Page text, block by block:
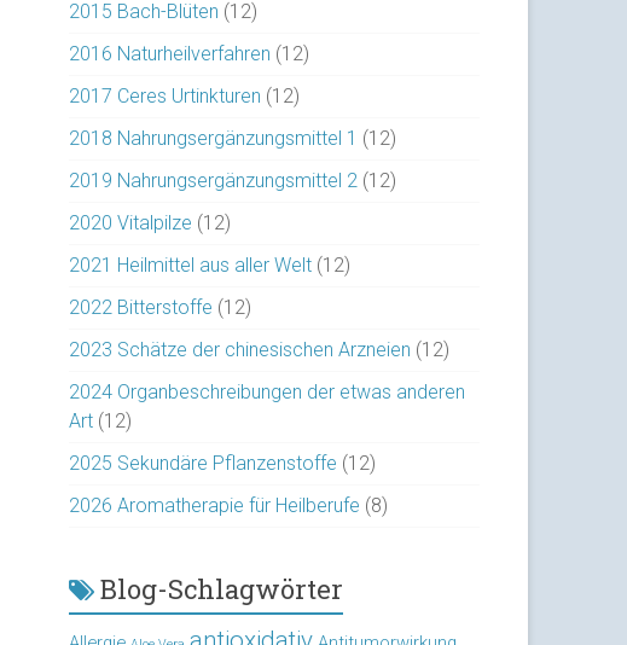
2015 Bach-Blüten (12)
2016 Naturheilverfahren (12)
2017 Ceres Urtinkturen (12)
2018 Nahrungsergänzungsmittel 1 (12)
2019 Nahrungsergänzungsmittel 2 (12)
2020 Vitalpilze (12)
2021 Heilmittel aus aller Welt (12)
2022 Bitterstoffe (12)
2023 Schätze der chinesischen Arzneien (12)
2024 Organbeschreibungen der etwas anderen
Art (12)
2025 Sekundäre Pflanzenstoffe (12)
2026 Aromatherapie für Heilberufe (8)
Blog-Schlagwörter